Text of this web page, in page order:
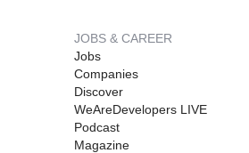
JOBS & CAREER
Jobs
Companies
Discover
WeAreDevelopers LIVE
Podcast
Magazine